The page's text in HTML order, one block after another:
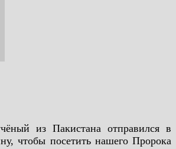
из Пакистана отправился в
чтобы посетить нашего Пророка